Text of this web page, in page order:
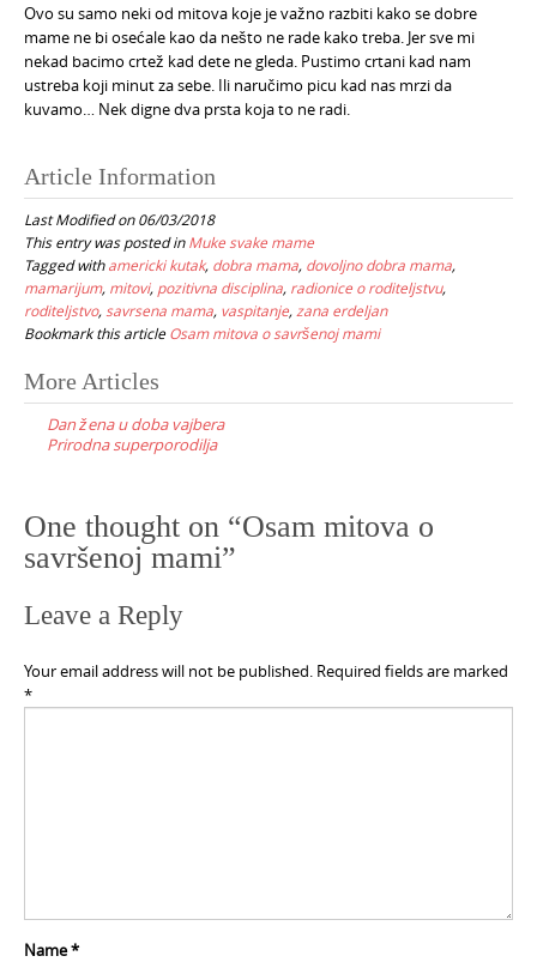
Ovo su samo neki od mitova koje je važno razbiti kako se dobre
mame ne bi osećale kao da nešto ne rade kako treba. Jer sve mi
nekad bacimo crtež kad dete ne gleda. Pustimo crtani kad nam
ustreba koji minut za sebe. Ili naručimo picu kad nas mrzi da
kuvamo… Nek digne dva prsta koja to ne radi.
Article Information
Last Modified on 06/03/2018
This entry was posted inMuke svake mame
Tagged withamericki kutak, dobra mama, dovoljno dobra mama,
mamarijum, mitovi, pozitivna disciplina, radionice o roditeljstvu,
roditeljstvo,savrsena mama, vaspitanje,zana erdeljan
Bookmark this articleOsam mitova o savršenoj mami
Post
navigation
More Articles
Dan žena u doba vajbera
Prirodna superporodilja
One thought on “Osam mitova o
savršenoj mami”
Leave a Reply
Your email address will not be published. Required fields are marked
*
Name*